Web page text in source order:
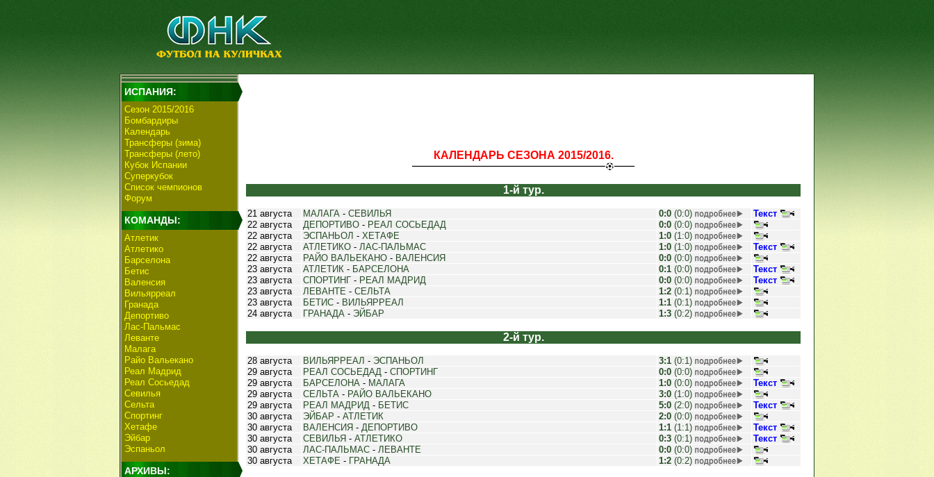
ИСПАНИЯ:
Сезон 2015/2016
Бомбардиры
Календарь
Трансферы (зима)
Трансферы (лето)
Кубок Испании
Суперкубок
Список чемпионов
Форум
КОМАНДЫ:
Атлетик
Атлетико
Барселона
Бетис
Валенсия
Вильярреал
Гранада
Депортиво
Лас-Пальмас
Леванте
Малага
Райо Вальекано
Реал Мадрид
Реал Сосьедад
Севилья
Сельта
Спортинг
Хетафе
Эйбар
Эспаньол
АРХИВЫ:
КАЛЕНДАРЬ СЕЗОНА 2015/2016.
1-й тур.
21 августа МАЛАГА - СЕВИЛЬЯ 0:0 (0:0)
Текст
22 августа
ДЕПОРТИВО - РЕАЛ СОСЬЕДАД 0:0 (0:0)
22 августа
ЭСПАНЬОЛ - ХЕТАФЕ 1:0 (1:0)
22 августа
АТЛЕТИКО - ЛАС-ПАЛЬМАС 1:0 (1:0)
Текст
22 августа
РАЙО ВАЛЬЕКАНО - ВАЛЕНСИЯ 0:0 (0:0)
23 августа
АТЛЕТИК - БАРСЕЛОНА 0:1 (0:0)
Текст
23 августа
СПОРТИНГ - РЕАЛ МАДРИД 0:0 (0:0)
Текст
23 августа
ЛЕВАНТЕ - СЕЛЬТА 1:2 (0:1)
23 августа
БЕТИС - ВИЛЬЯРРЕАЛ 1:1 (0:1)
24 августа
ГРАНАДА - ЭЙБАР 1:3 (0:2)
2-й тур.
28 августа ВИЛЬЯРРЕАЛ - ЭСПАНЬОЛ 3:1 (0:1)
29 августа
РЕАЛ СОСЬЕДАД - СПОРТИНГ 0:0 (0:0)
29 августа
БАРСЕЛОНА - МАЛАГА 1:0 (0:0)
Текст
29 августа
СЕЛЬТА - РАЙО ВАЛЬЕКАНО 3:0 (1:0)
29 августа
РЕАЛ МАДРИД - БЕТИС 5:0 (2:0)
Текст
30 августа
ЭЙБАР - АТЛЕТИК 2:0 (0:0)
30 августа
ВАЛЕНСИЯ - ДЕПОРТИВО 1:1 (1:1)
Текст
30 августа
СЕВИЛЬЯ - АТЛЕТИКО 0:3 (0:1)
Текст
30 августа
ЛАС-ПАЛЬМАС - ЛЕВАНТЕ 0:0 (0:0)
30 августа
ХЕТАФЕ - ГРАНАДА 1:2 (0:2)